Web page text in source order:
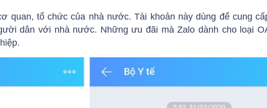
quan, tổ chức của nhà nước. Tài khoản này dùng để cung
dân với nhà nước. Những ưu đãi mà Zalo dành cho loại